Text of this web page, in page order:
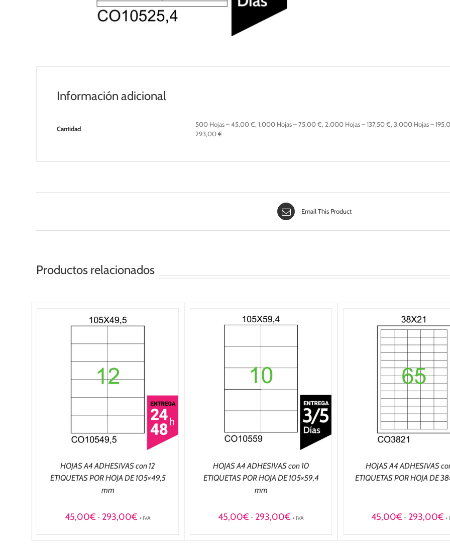
Información adicional
Cantidad
500 Hojas – 45,00 €, 1.000 Hojas – 75,00 €, 2.000 Hojas – 137,50 €, 3.000 Hojas –
293,00 €
Email This Product
Productos relacionados
HOJAS A4 ADHESIVAS con 12
ETIQUETAS POR HOJA DE 105×49,5
mm
45,00€ - 293,00€Rango
+ IVA
SELECCIONAR OPCIONES
DETALLES
HOJAS A4 ADHESIVAS con 10
ETIQUETAS POR HOJA DE 105×59,4
mm
45,00€ - 293,00€Rango
+ IVA
SELECCIONAR OPCIONES
DETALLES
HOJAS A4 ADHESIVAS
ETIQUETAS POR HOJA DE
45,00€ - 293,00€ +
SELECCIONAR
DETALLES